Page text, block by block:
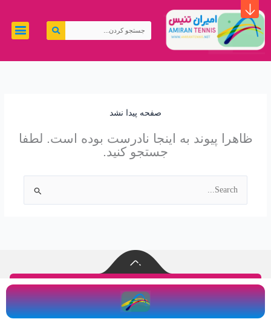
به
محتوا
جستجو
کردن
صفحه پیدا نشد
ظاهرا پیوند به اینجا نادرست بوده است. لطفا
جستجو کنید.
جستجو
برای: